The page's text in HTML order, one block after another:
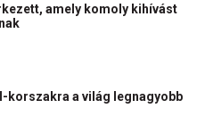
amely komoly kihívást
korszakra a világ legnagyobb